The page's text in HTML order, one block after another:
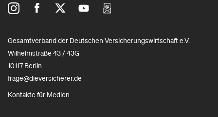
Gesamtverband der Deutschen Versicherungswirtschaft e.V.
Wilhelmstraße 43 / 43G
10117 Berlin
frage@dieversicherer.de
Kontakte für Medien